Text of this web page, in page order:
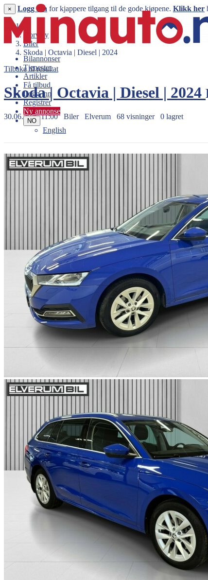
Bilannonser
Tjenester
Artikler
Få tilbud
Logg inn
Registrer
Ny annonse
NO
English
× Logg inn for kjappere tilgang til de gode kjøpene. Klikk her
Norway
Biler
Skoda | Octavia | Diesel | 2024
Tilbake til resultat
Skoda | Octavia | Diesel | 2024
30.06.2026 11:00 Biler Elverum 68 visninger 0 lagret
345.000 kr